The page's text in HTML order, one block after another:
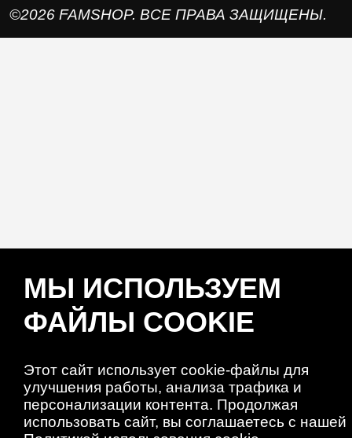
©2026 FAMSHOP. ВСЕ ПРАВА ЗАЩИЩЕНЫ.
МЫ ИСПОЛЬЗУЕМ
ФАЙЛЫ COOKIE
Этот сайт использует cookie-файлы для
улучшения работы, анализа трафика и
персонализации контента. Продолжая
использовать сайт, вы соглашаетесь с нашей